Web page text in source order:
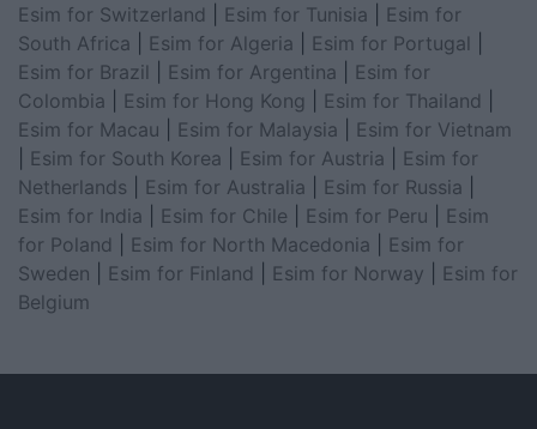
Esim for Switzerland
Esim for Tunisia
Esim for
South Africa
Esim for Algeria Esim for Portugal
Esim for Brazil
Esim for Argentina
Esim for
Colombia
Esim for Hong Kong Esim for Thailand
Esim for Macau
Esim for Malaysia
Esim for Vietnam
Esim for South Korea Esim for Austria
Esim for
Netherlands
Esim for Australia Esim for Russia
Esim for India
Esim for Chile Esim for Peru
Esim
for Poland
Esim for North Macedonia
Esim for
Sweden
Esim for Finland Esim for Norway
Esim for
Belgium